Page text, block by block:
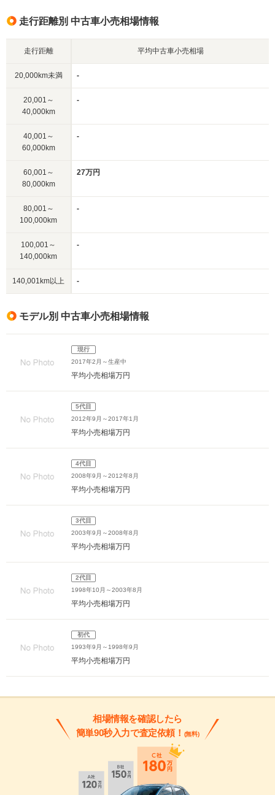
走行距離別 中古車小売相場情報
走行距離 平均中古車小売相場
20,000km未満 -
20,001～
40,000km
-
40,001～
60,000km
-
60,001～
80,000km
27万円
80,001～
100,000km
-
100,001～
140,000km
-
140,001km以上 -
モデル別 中古車小売相場情報
現行
2017年2月～生産中
平均小売相場万円
5代目
2012年9月～2017年1月
平均小売相場万円
4代目
2008年9月～2012年8月
平均小売相場万円
3代目
2003年9月～2008年8月
平均小売相場万円
2代目
1998年10月～2003年8月
平均小売相場万円
初代
1993年9月～1998年9月
平均小売相場万円
相場情報を確認したら
簡単90秒入力で査定依頼！ (無料)